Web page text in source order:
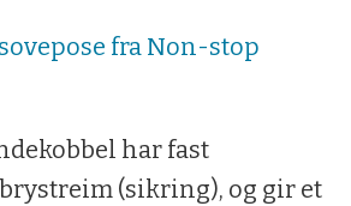
fra Non-stop
har fast
(sikring), og gir et